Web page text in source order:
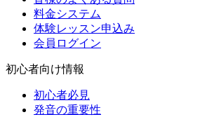
料金システム
体験レッスン申込み
会員ログイン
初心者向け情報
初心者必見
発音の重要性